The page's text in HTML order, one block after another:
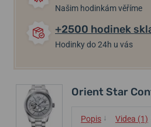
Našim hodinkám věříme
+2500 hodinek
Hodinky do 24h u vás
Orient Star
Popis ↓ Videa (1)